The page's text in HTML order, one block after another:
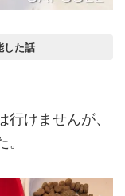
した話
けませんが、